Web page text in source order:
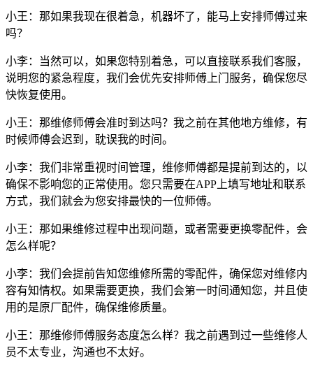
小王：那如果我现在很着急，机器坏了，能马上安排师傅过来
吗？
小李：当然可以，如果您特别着急，可以直接联系我们客服，
说明您的紧急程度，我们会优先安排师傅上门服务，确保您尽
快恢复使用。
小王：那维修师傅会准时到达吗？我之前在其他地方维修，有
时候师傅会迟到，耽误我的时间。
小李：我们非常重视时间管理，维修师傅都是提前到达的，以
确保不影响您的正常使用。您只需要在APP上填写地址和联系
方式，我们就会为您安排最快的一位师傅。
小王：那如果维修过程中出现问题，或者需要更换零配件，会
怎么样呢？
小李：我们会提前告知您维修所需的零配件，确保您对维修内
容有知情权。如果需要更换，我们会第一时间通知您，并且使
用的是原厂配件，确保维修质量。
小王：那维修师傅服务态度怎么样？我之前遇到过一些维修人
员不太专业，沟通也不太好。